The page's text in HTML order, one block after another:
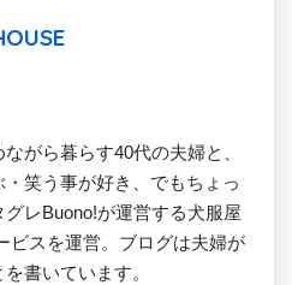
がら暮らす40代の夫婦と、
笑う事が好き、でもちょっ
レBuono!が運営する犬服屋
ビスを運営。ブログは夫婦が
書いています。